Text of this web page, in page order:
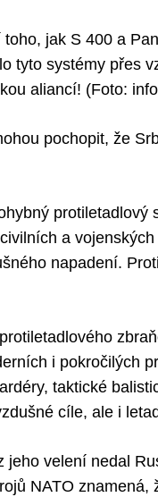
jak S 400 a
tyto systémy přes
aliancí! (Foto:
pochopit, že
protiletadlový
a
napadení.
i pokročilých
taktické
cíle, ale i
jeho velení nedal
NATO